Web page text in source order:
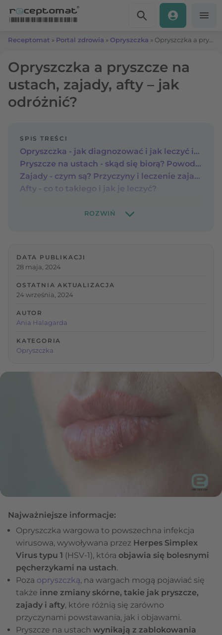
Receptomat » Portal zdrowia » Opryszczka »
Opryszczka a pryszcze na
ustach, zajady, afty – jak
odróżnić?
SPIS TREŚCI
Opryszczka - jak diagnozować i jak leczyć infekcję wirusową?
Pryszcze na ustach - skąd się biorą? Powody i sposoby na pryszcza na wardze
Zajady - czym są? Przyczyny i leczenie zajadów w kącikach ust
Afty - co to takiego i jak je leczyć?
DATA PUBLIKACJI
28 maja, 2024
OSTATNIA AKTUALIZACJA
24 września, 2024
AUTOR
Ania Halagarda
KATEGORIA
Opryszczka
Najważniejsze informacje:
Opryszczka wargowa to powszechna infekcja
wirusowa, wywoływana przez Herpes Simplex
Virus typu 1 (HSV-1), która objawia się bolesnymi
pęcherzykami na ustach.
Poza opryszczką, na wargach mogą pojawiać się
także inne zmiany skórne, takie jak pryszcze,
zajady i afty, które różnią się zarówno
przyczynami powstawania, jak i objawami.
Pryszcze na ustach wynikają z zablokowania